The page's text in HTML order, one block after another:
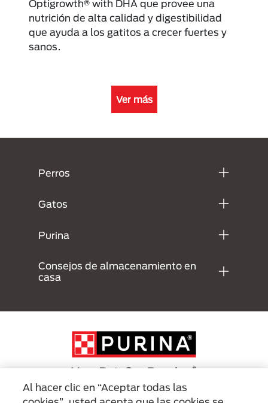
Optigrowth® with DHA que provee una
nutrición de alta calidad y digestibilidad
que ayuda a los gatitos a crecer fuertes y
sanos.
Ver más
Perros
Gatos
Purina
Consejos de almacenamiento en
casa
Al hacer clic en “Aceptar todas las